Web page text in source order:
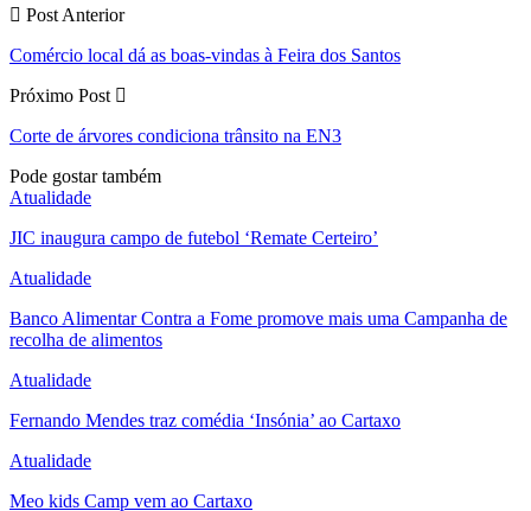
Post Anterior
Comércio local dá as boas-vindas à Feira dos Santos
Próximo Post
Corte de árvores condiciona trânsito na EN3
Pode gostar também
Atualidade
JIC inaugura campo de futebol ‘Remate Certeiro’
Atualidade
Banco Alimentar Contra a Fome promove mais uma Campanha de
recolha de alimentos
Atualidade
Fernando Mendes traz comédia ‘Insónia’ ao Cartaxo
Atualidade
Meo kids Camp vem ao Cartaxo